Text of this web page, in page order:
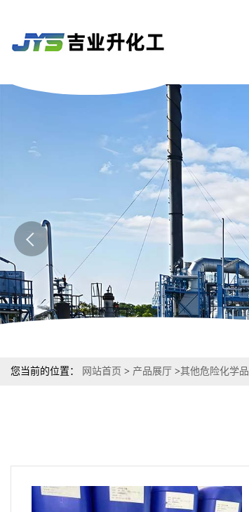
您当前的位置： 网站首页 > 产品展厅 >其他危险化学品